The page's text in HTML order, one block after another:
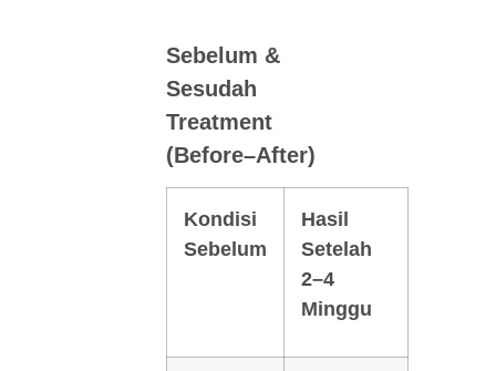
Sebelum &
Sesudah
Treatment
(Before–After)
Kondisi
Sebelum
Hasil
Setelah
2–4
Minggu